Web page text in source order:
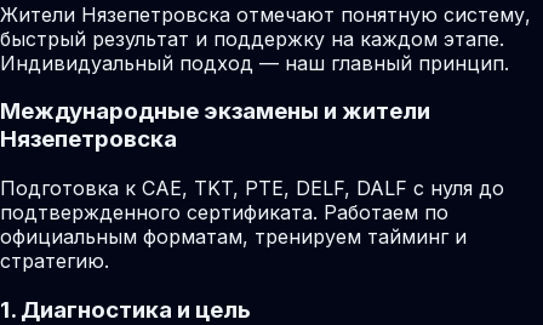
Жители Нязепетровска отмечают понятную систему,
быстрый результат и поддержку на каждом этапе.
Индивидуальный подход — наш главный принцип.
Международные экзамены и жители
Нязепетровска
Подготовка к CAE, TKT, PTE, DELF, DALF с нуля до
подтвержденного сертификата. Работаем по
официальным форматам, тренируем тайминг и
стратегию.
1. Диагностика и цель